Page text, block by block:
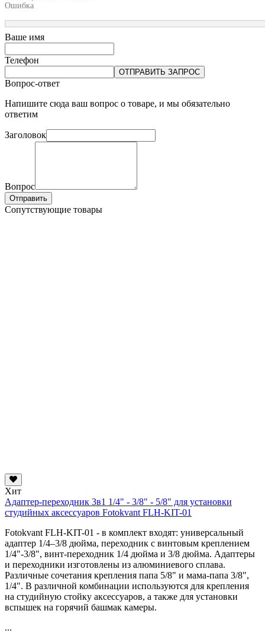
Ошибка
Ваше имя
Телефон
ОТПРАВИТЬ ЗАПРОС
Вопрос-ответ
Напишите сюда ваш вопрос о товаре, и мы обязательно
ответим
Заголовок
Вопрос
Отправить
Сопутствующие товары
Хит
Адаптер-переходник 3в1 1/4" - 3/8" - 5/8" для установки
студийных аксессуаров Fotokvant FLH-KIT-01
Fotokvant FLH-KIT-01 - в комплект входят: универсальный
адаптер 1/4–3/8 дюйма, переходник с винтовым креплением
1/4"-3/8", винт-переходник 1/4 дюйма и 3/8 дюйма. Адаптеры
и переходники изготовлены из алюминиевого сплава.
Различные сочетания крепления папа 5/8" и мама-папа 3/8",
1/4". В различной комбинации используются для крепления
на студийную стойку аксессуаров, а также для установки
вспышек на горячий башмак камеры.
...